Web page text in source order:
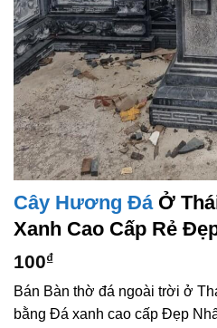
Cây Hương ĐáỞ
Xanh Cao Cấp Rẻ
100₫
Bán Bàn thờ đá ngoài trời ở
bằng Đá xanh cao cấp Đẹp